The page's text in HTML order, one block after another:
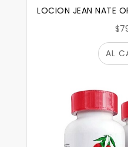
LOCION JEAN NATE
AL